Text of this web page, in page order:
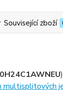
Související zboží
multisplitových